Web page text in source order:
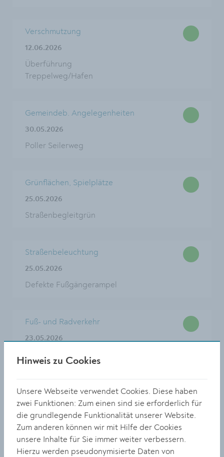
Verschmutzung
12.06.2026
Überführung
Treppelweg/Hafen
Gemeindeb. Angelegenheiten
30.05.2026
Poller Seilerweg
Grünflächen, Spielplätze
25.05.2026
Straßenbegleitgrün
Straßenbeleuchtung
25.05.2026
Defekte Fußgängerampel
Fuß- und Radverkehr
23.05.2026
Radfahrmarkierung
Austrasse
Verschmutzung
21.05.2026
Bahnhofsvorplatz
Hinweis zu Cookies
Unsere Webseite verwendet Cookies. Diese haben
zwei Funktionen: Zum einen sind sie erforderlich für
die grundlegende Funktionalität unserer Website.
Zum anderen können wir mit Hilfe der Cookies
unsere Inhalte für Sie immer weiter verbessern.
Hierzu werden pseudonymisierte Daten von